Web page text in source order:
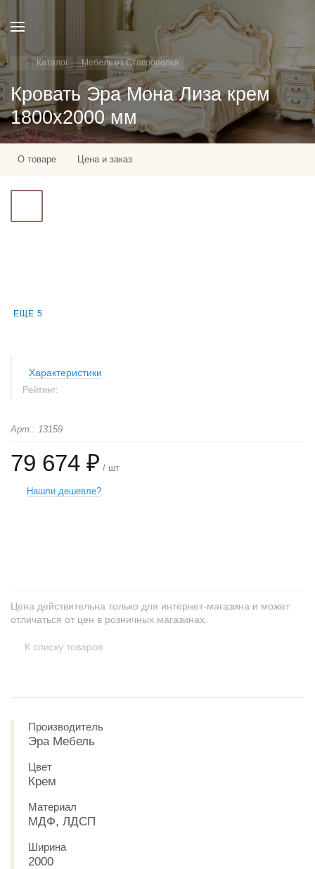
Каталог Мебель из Ставрополья
Кровать Эра Мона Лиза крем
1800х2000 мм
О товаре Цена и заказ
ЕЩЁ 5
Характеристики
Рейтинг:
Арт.: 13159
79 674 ₽ / шт
Нашли дешевле?
Цена действительна только для интернет-магазина и может
отличаться от цен в розничных магазинах.
К списку товаров
Производитель
Эра Мебель
Цвет
Крем
Материал
МДФ, ЛДСП
Ширина
2000